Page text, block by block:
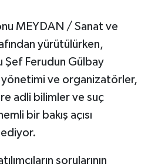
MEYDAN / Sanat ve
yürütülürken,
Şef Ferudun Gülbay
ve organizatörler,
adli bilimler ve suç
bir bakış açısı
ediyor.
sorularının